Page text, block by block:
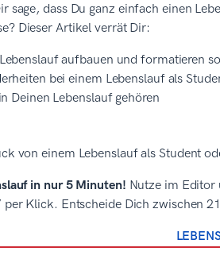
sage, dass Du ganz einfach einen
Dieser Artikel verrät Dir:
aufbauen und formatieren
bei einem Lebenslauf als
Deinen Lebenslauf gehören
von einem Lebenslauf als Student
in nur 5 Minuten! Nutze im Editor
Klick. Entscheide Dich zwischen 21